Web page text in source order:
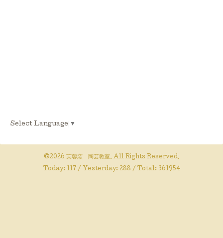
Select Language ▼
©2026 芙蓉窯 陶芸教室. All Rights Reserved.
Today: 117 / Yesterday: 288 / Total: 361954